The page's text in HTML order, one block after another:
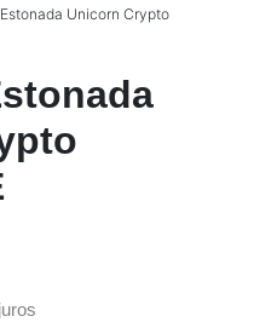
Unicorn Crypto